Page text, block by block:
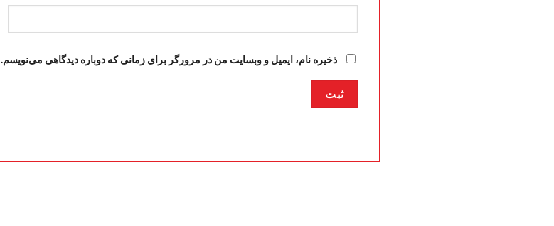
ذخیره نام، ایمیل و وبسایت من در مرورگر برای زمانی که دوباره دیدگاهی می‌نویسم.